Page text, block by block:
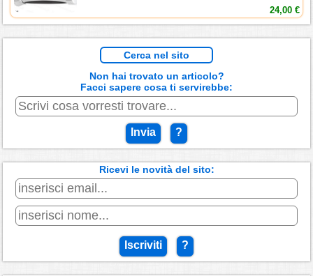
24,00 €
Cerca nel sito
Non hai trovato un articolo?
Facci sapere cosa ti servirebbe:
Invia ?
Ricevi le novità del sito:
Iscriviti ?